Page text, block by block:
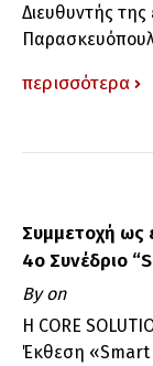
Διευθυντής της
περισσότερα
Συμμετοχή ως
4ο Συνέδριο
Byon
Η CORE
Έκθεση «Smart